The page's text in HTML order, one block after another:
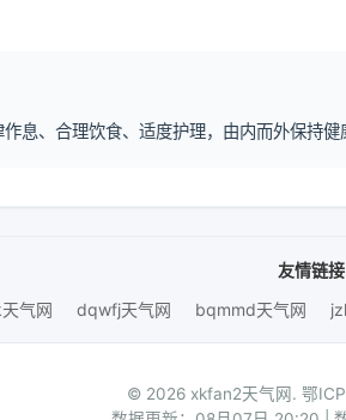
、合理饮食、适度护理，由内而外保持健
友情链接
气网
dqwfj天气网 bqmmd天气网
© 2026 xkfan2天气网. 鄂